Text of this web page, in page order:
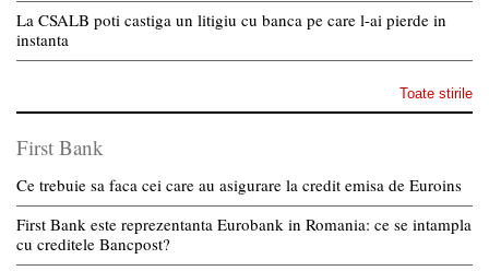
La CSALB poti castiga un litigiu cu banca pe care l-ai pierde in
instanta
Toate stirile
First Bank
Ce trebuie sa faca cei care au asigurare la credit emisa de Euroins
First Bank este reprezentanta Eurobank in Romania: ce se intampla
cu creditele Bancpost?